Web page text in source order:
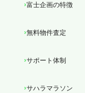
富士企画の特徴
無料物件査定
サポート体制
サハラマラソン